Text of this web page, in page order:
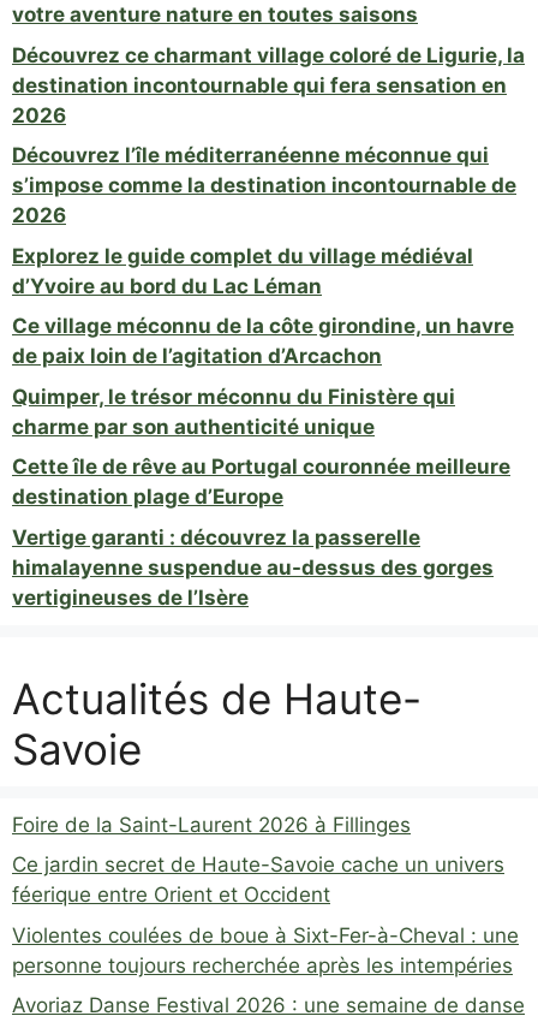
votre aventure nature en toutes saisons
Découvrez ce charmant village coloré de Ligurie, la
destination incontournable qui fera sensation en
2026
Découvrez l’île méditerranéenne méconnue qui
s’impose comme la destination incontournable de
2026
Explorez le guide complet du village médiéval
d’Yvoire au bord du Lac Léman
Ce village méconnu de la côte girondine, un havre
de paix loin de l’agitation d’Arcachon
Quimper, le trésor méconnu du Finistère qui
charme par son authenticité unique
Cette île de rêve au Portugal couronnée meilleure
destination plage d’Europe
Vertige garanti : découvrez la passerelle
himalayenne suspendue au-dessus des gorges
vertigineuses de l’Isère
Actualités de Haute-
Savoie
Foire de la Saint-Laurent 2026 à Fillinges
Ce jardin secret de Haute-Savoie cache un univers
féerique entre Orient et Occident
Violentes coulées de boue à Sixt-Fer-à-Cheval : une
personne toujours recherchée après les intempéries
Avoriaz Danse Festival 2026 : une semaine de danse